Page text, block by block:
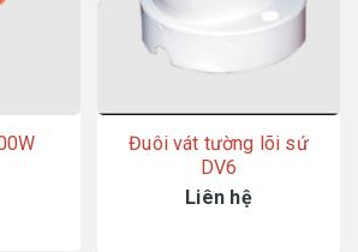
Đuôi vát tường lõi sứ
DV6
Liên hệ